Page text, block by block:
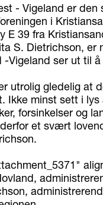
- Vigeland er
i
E 39 fra
S. Dietrichson,
-Vigeland ser ut til
utrolig gledelig at
Ikke minst sett i
forsinkelser og
et svært